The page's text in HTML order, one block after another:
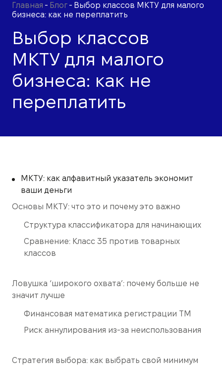
Главная - Блог - Выбор классов МКТУ для малого
бизнеса: как не переплатить
Выбор классов
МКТУ для малого
бизнеса: как не
переплатить
МКТУ: как алфавитный указатель экономит
ваши деньги
Основы МКТУ: что это и почему это важно
Структура классификатора для начинающих
Сравнение: Класс 35 против товарных
классов
Ловушка ‘широкого охвата’: почему больше не
значит лучше
Финансовая математика регистрации ТМ
Риск аннулирования из-за неиспользования
Стратегия выбора: как выбрать свой минимум